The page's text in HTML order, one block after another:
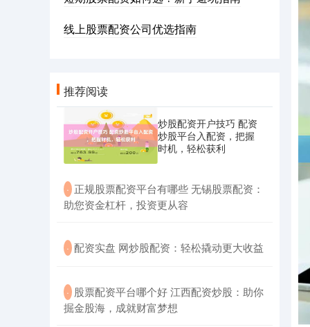
线上股票配资公司优选指南
推荐阅读
炒股配资开户技巧 配资
炒股平台入配资，把握
时机，轻松获利
· ​正规股票配资平台有哪些 无锡股票配资：
助您资金杠杆，投资更从容
· ​配资实盘 网炒股配资：轻松撬动更大收益
· ​股票配资平台哪个好 江西配资炒股：助你
掘金股海，成就财富梦想